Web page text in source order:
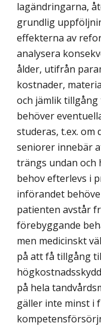
lagändringarna,
grundlig
effekterna av
analysera
ålder, utifrån
kostnader,
och jämlik tillgång
behöver
studeras, t.ex.
seniorer innebär
trängs undan och
behov efterlevs i
införandet
patienten avstår
förebyggande
men medicinskt
på att få tillgång
på hela
gäller inte minst i